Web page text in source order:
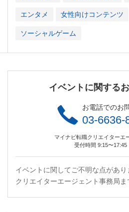
エンタメ 女性向けコンテンツ
ソーシャルゲーム
イベントに関する
お電話でのお
03-6636-
マイナビ転職クリエイターエ
受付時間 9:15〜17:45
イベントに関してご不明な点があ
クリエイターエージェント事務局ま